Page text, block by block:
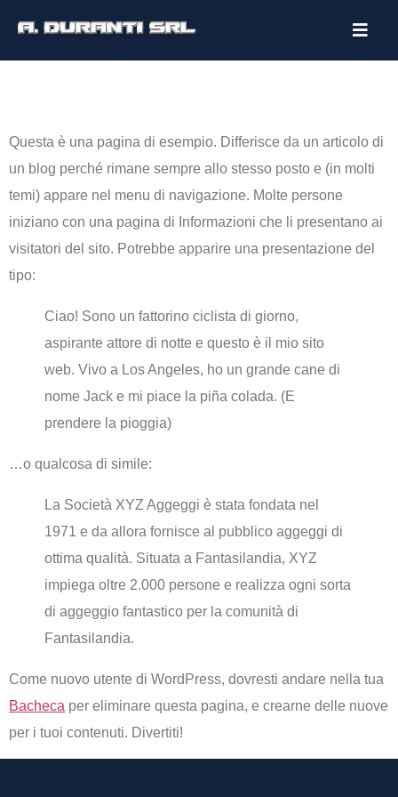
Questa è una pagina di esempio. Differisce da un articolo di
un blog perché rimane sempre allo stesso posto e (in molti
temi) appare nel menu di navigazione. Molte persone
iniziano con una pagina di Informazioni che li presentano ai
visitatori del sito. Potrebbe apparire una presentazione del
tipo:
Ciao! Sono un fattorino ciclista di giorno,
aspirante attore di notte e questo è il mio sito
web. Vivo a Los Angeles, ho un grande cane di
nome Jack e mi piace la piña colada. (E
prendere la pioggia)
…o qualcosa di simile:
La Società XYZ Aggeggi è stata fondata nel
1971 e da allora fornisce al pubblico aggeggi di
ottima qualità. Situata a Fantasilandia, XYZ
impiega oltre 2.000 persone e realizza ogni sorta
di aggeggio fantastico per la comunità di
Fantasilandia.
Come nuovo utente di WordPress, dovresti andare nella tua
Bacheca per eliminare questa pagina, e crearne delle nuove
per i tuoi contenuti. Divertiti!